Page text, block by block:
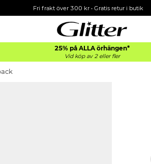
Fri frakt över 300 kr• Gratis retur i butik
25% på ALLA örhängen*
Vid köp av 2 eller fler